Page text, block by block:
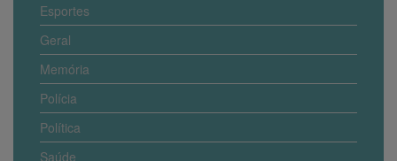
Esportes
Geral
Memória
Polícia
Política
Saúde